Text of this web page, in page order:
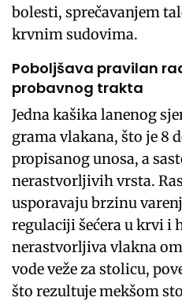
bolesti, sprečavanjem
krvnim sudovima.
Poboljšava pravilan
probavnog trakta
Jedna kašika lanenog
grama vlakana, što je 8
propisanog unosa, a
nerastvorljivih vrsta.
usporavaju brzinu
regulaciji šećera u krvi i
nerastvorljiva vlakna
vode veže za stolicu,
što rezultuje mekšom